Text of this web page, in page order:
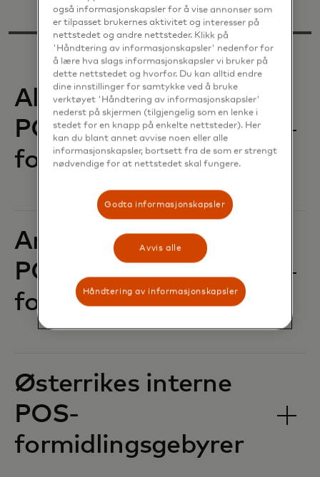
Albanias interne
POS-
formidlingsgebyr‎‎
Andorras interne
POS-
formidlingsgebyrer‎‎
Østerrikes interne
POS-
formidlingsgebyrer‎‎
også informasjonskapsler for å vise annonser som
er tilpasset brukernes aktivitet og interesser på
nettstedet og andre nettsteder. Klikk på
'Håndtering av informasjonskapsler' nedenfor for
å lære hva slags informasjonskapsler vi bruker på
dette nettstedet og hvorfor. Du kan alltid endre
dine innstillinger for samtykke ved å bruke
verktøyet 'Håndtering av informasjonskapsler'
nederst på skjermen (tilgjengelig som en lenke i
stedet for en knapp på enkelte nettsteder). Her
kan du blant annet avvise noen eller alle
informasjonskapsler, bortsett fra de som er strengt
nødvendige for at nettstedet skal fungere.
Godta informasjonskapsler
Avvis alle
Håndtering av informasjonskapsler